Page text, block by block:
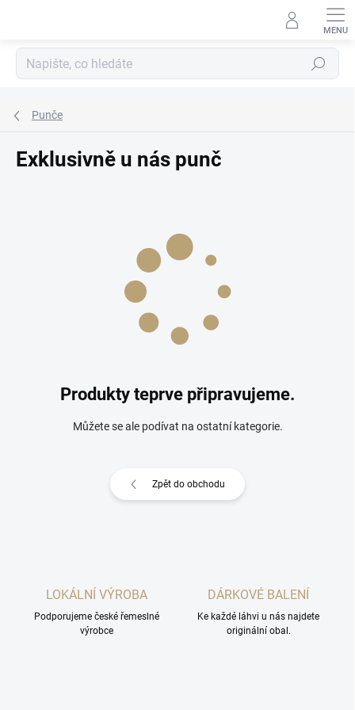
Hledat
Punče
Exklusivně u nás punč
Produkty teprve připravujeme.
Můžete se ale podívat na ostatní kategorie.
Zpět do obchodu
LOKÁLNÍ VÝROBA
Podporujeme české řemeslné
výrobce
DÁRKOVÉ BALENÍ
Ke každé láhvi u nás najdete
originální obal.